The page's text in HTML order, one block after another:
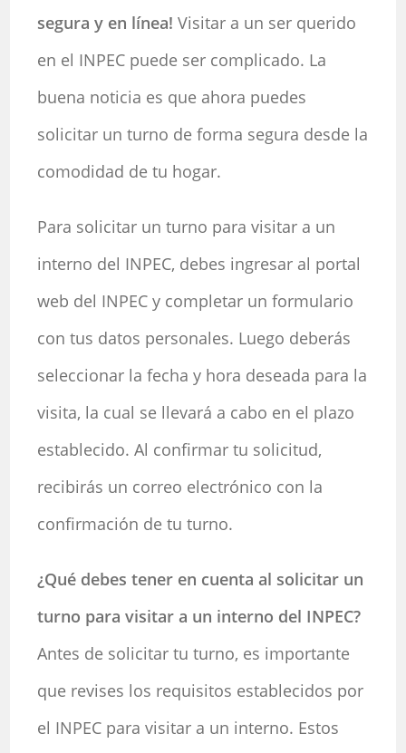
segura y en línea! Visitar a un ser querido
en el INPEC puede ser complicado. La
buena noticia es que ahora puedes
solicitar un turno de forma segura desde la
comodidad de tu hogar.
Para solicitar un turno para visitar a un
interno del INPEC, debes ingresar al portal
web del INPEC y completar un formulario
con tus datos personales. Luego deberás
seleccionar la fecha y hora deseada para la
visita, la cual se llevará a cabo en el plazo
establecido. Al confirmar tu solicitud,
recibirás un correo electrónico con la
confirmación de tu turno.
¿Qué debes tener en cuenta al solicitar un
turno para visitar a un interno del INPEC?
Antes de solicitar tu turno, es importante
que revises los requisitos establecidos por
el INPEC para visitar a un interno. Estos